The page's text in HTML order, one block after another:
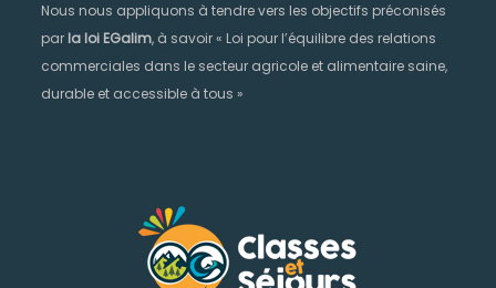
Nous nous appliquons à tendre vers les objectifs préconisés
par la loi EGalim, à savoir « Loi pour l’équilibre des relations
commerciales dans le secteur agricole et alimentaire saine,
durable et accessible à tous »